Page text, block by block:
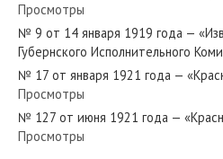
№ 37 от февраля 1948 года —
№ 295 от декабря 1959 года —
Просмотры
№ 9 от 14 января 1919 года —
Губернского Исполнительного
№ 17 от января 1921 года —
Просмотры
№ 127 от июня 1921 года —
Просмотры